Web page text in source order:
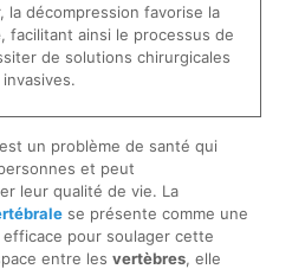
la décompression favorise la
, facilitant ainsi le processus de
de solutions chirurgicales
invasives.
un problème de santé qui
et peut
leur qualité de vie. La
se présente comme une
pour soulager cette
entre les vertèbres, elle